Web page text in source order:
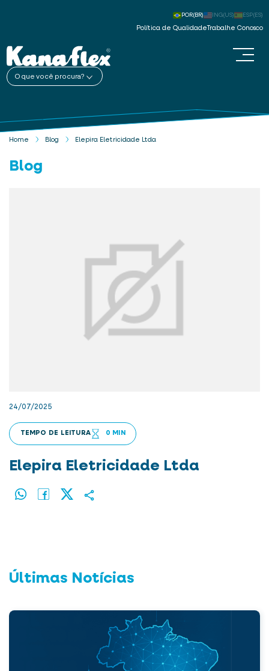
Política de Qualidade Trabalhe Conosco
POR(BR) ING(US) ESP(ES)
O que você procura?
Home Blog Elepira Eletricidade Ltda
Blog
24/07/2025
TEMPO DE LEITURA 0 MIN
Elepira Eletricidade Ltda
Últimas Notícias